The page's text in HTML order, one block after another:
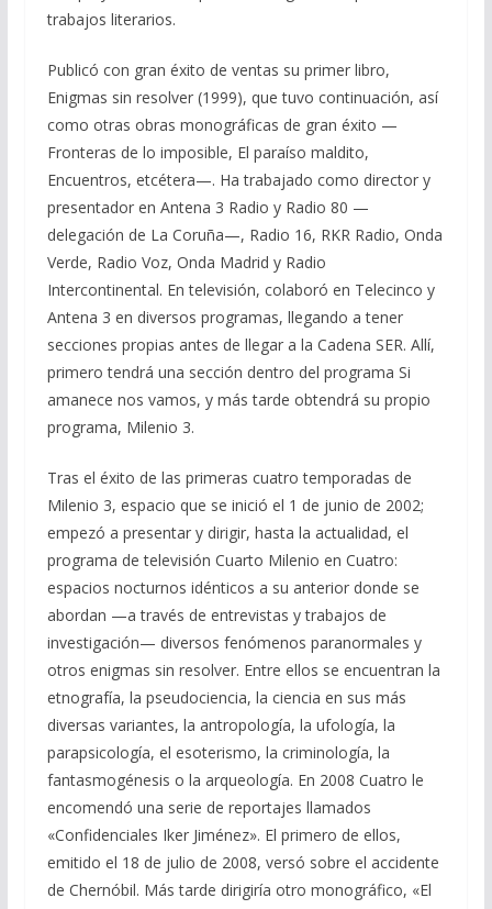
trabajos literarios.
Publicó con gran éxito de ventas su primer libro,
Enigmas sin resolver (1999), que tuvo continuación, así
como otras obras monográficas de gran éxito —
Fronteras de lo imposible, El paraíso maldito,
Encuentros, etcétera—. Ha trabajado como director y
presentador en Antena 3 Radio y Radio 80 —
delegación de La Coruña—, Radio 16, RKR Radio, Onda
Verde, Radio Voz, Onda Madrid y Radio
Intercontinental. En televisión, colaboró en Telecinco y
Antena 3 en diversos programas, llegando a tener
secciones propias antes de llegar a la Cadena SER. Allí,
primero tendrá una sección dentro del programa Si
amanece nos vamos, y más tarde obtendrá su propio
programa, Milenio 3.
Tras el éxito de las primeras cuatro temporadas de
Milenio 3, espacio que se inició el 1 de junio de 2002;
empezó a presentar y dirigir, hasta la actualidad, el
programa de televisión Cuarto Milenio en Cuatro:
espacios nocturnos idénticos a su anterior donde se
abordan —a través de entrevistas y trabajos de
investigación— diversos fenómenos paranormales y
otros enigmas sin resolver. Entre ellos se encuentran la
etnografía, la pseudociencia, la ciencia en sus más
diversas variantes, la antropología, la ufología, la
parapsicología, el esoterismo, la criminología, la
fantasmogénesis o la arqueología. En 2008 Cuatro le
encomendó una serie de reportajes llamados
«Confidenciales Iker Jiménez». El primero de ellos,
emitido el 18 de julio de 2008, versó sobre el accidente
de Chernóbil. Más tarde dirigiría otro monográfico, «El